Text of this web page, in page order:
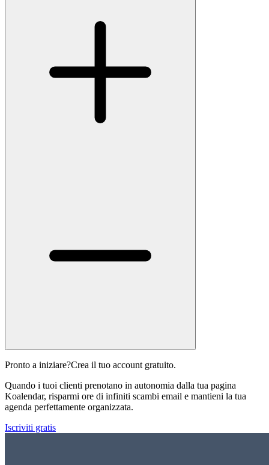
Pronto a iniziare?Crea il tuo account gratuito.
Quando i tuoi clienti prenotano in autonomia dalla tua pagina
Koalendar, risparmi ore di infiniti scambi email e mantieni la tua
agenda perfettamente organizzata.
Iscriviti gratis